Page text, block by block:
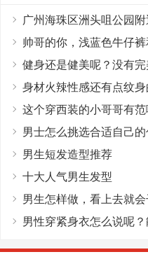
广州海珠区洲头咀公园
帅哥的你，浅蓝色牛仔裤
健身还是健美呢？没有
身材火辣性感还有点纹
这个穿西装的小哥哥有范
男士怎么挑选合适自己的
男生短发造型推荐
十大人气男生发型
男生怎样做，看上去就
男性穿紧身衣怎么说呢